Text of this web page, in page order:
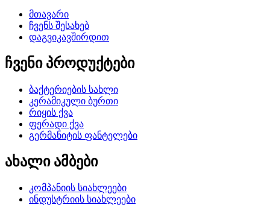
მთავარი
ჩვენს შესახებ
დაგვიკავშირდით
ჩვენი პროდუქტები
ბაქტერიების სახლი
კერამიკული ბურთი
რიყის ქვა
ფერადი ქვა
გერმანიტის ფანტელები
ახალი ამბები
კომპანიის სიახლეები
ინდუსტრიის სიახლეები